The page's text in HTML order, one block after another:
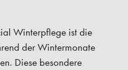
Winterpflege ist die
der Wintermonate
Diese besondere